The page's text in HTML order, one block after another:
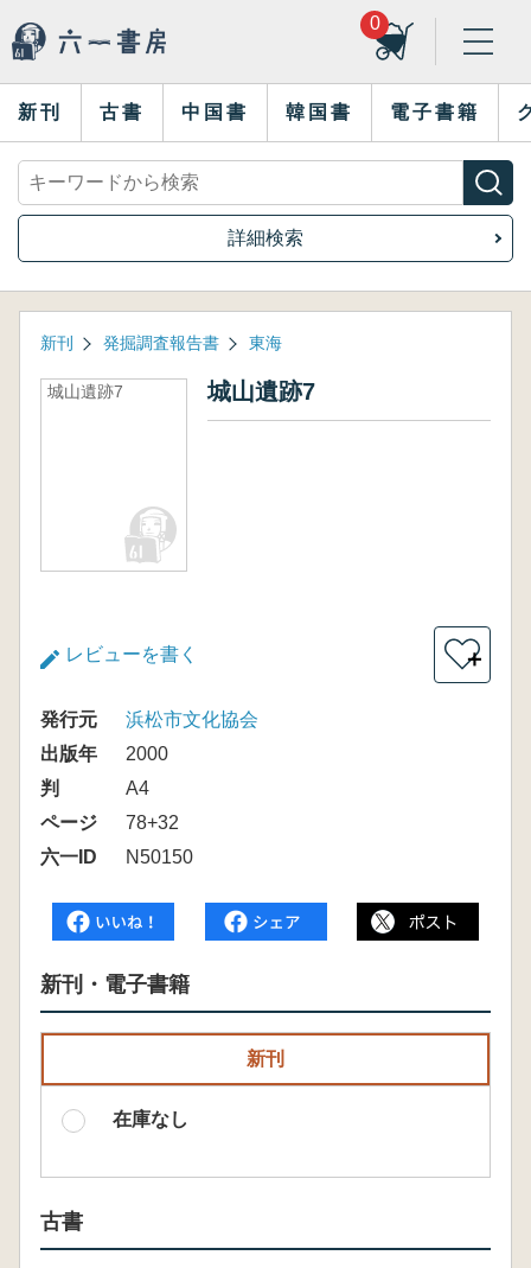
0
新刊 古書 中国書 韓国書 電子書籍
詳細検索
新刊 発掘調査報告書 東海
城山遺跡7 城山遺跡7
レビューを書く ＋
発行元
浜松市文化協会
出版年
2000
判
A4
ページ
78+32
六一ID
N50150
新刊・電子書籍
新刊
在庫なし
古書